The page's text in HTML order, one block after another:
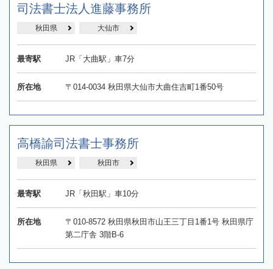
司法書士法人進藤事務所
秋田県 大仙市
最寄駅 JR「大曲駅」車7分
所在地 〒014-0034 秋田県大仙市大曲住吉町1番50号
高橋諭司法書士事務所
秋田県 秋田市
最寄駅 JR「秋田駅」車10分
所在地
〒010-8572 秋田県秋田市山王三丁目1番1号 秋田県庁
第二庁舎 3階B-6